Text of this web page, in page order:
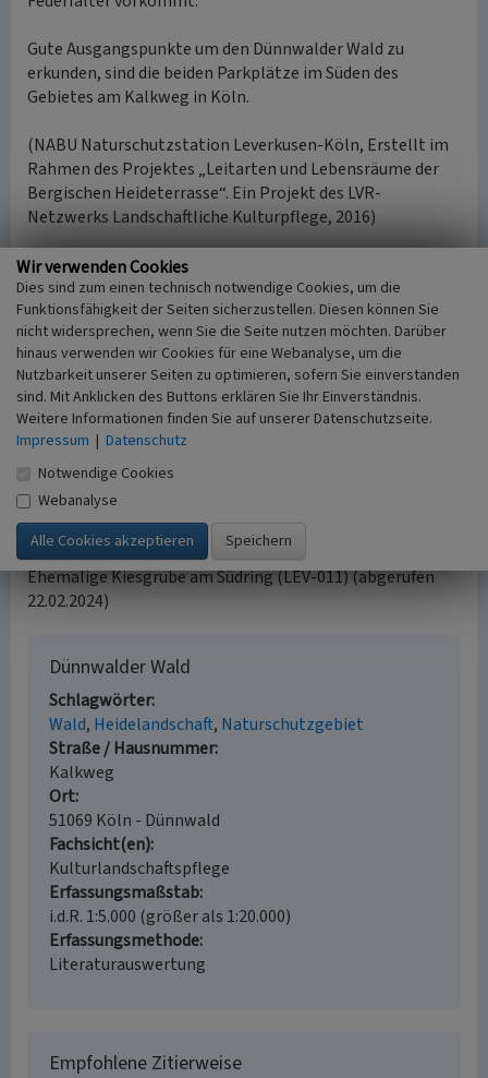
Gute Ausgangspunkte um den Dünnwalder Wald zu
erkunden, sind die beiden Parkplätze im Süden des
Gebietes am Kalkweg in Köln.
(NABU Naturschutzstation Leverkusen-Köln, Erstellt im
Rahmen des Projektes „Leitarten und Lebensräume der
Bergischen Heideterrasse“. Ein Projekt des LVR-
Netzwerks Landschaftliche Kulturpflege, 2016)
Internet
www.bergische-heideterrasse.net: Dünnwalder Wald
(abgerufen 25.10.2016)
nsg.naturschutzinformationen.nrw.de: Naturschutzgebiet
Mutzbach (GL-065) (abgerufen 22.02.2024)
nsg.naturschutzinformationen.nrw.de: Naturschutzgebiet
Diepeschrather Wald (GL-062) (abgerufen 22.02.2024)
nsg.naturschutzinformationen.nrw.de
Nittum-Hoppersheider Bruch (GL-032) (abgerufen
22.02.2024)
nsg.naturschutzinformationen.nrw.de
Am Hornpottweg (K-014) (abgerufen 22.02.2024)
nsg.naturschutzinformationen.nrw.de
Ehemalige Kiesgrube am Südring (LEV-011) (abgerufen
22.02.2024)
Dünnwalder Wald
Schlagwörter
Wald Heidelandschaft Naturschutzgebiet
Straße / Hausnummer
Kalkweg
Ort
51069 Köln - Dünnwald
Fachsicht(en)
Kulturlandschaftspflege
Erfassungsmaßstab
i.d.R. 1:5.000 (größer als 1:20.000)
Erfassungsmethode
Literaturauswertung
Empfohlene Zitierweise
Wir verwenden Cookies
Dies sind zum einen technisch notwendige Cookies, um die
Funktionsfähigkeit der Seiten sicherzustellen. Diesen können Sie
nicht widersprechen, wenn Sie die Seite nutzen möchten. Darüber
hinaus verwenden wir Cookies für eine Webanalyse, um die
Nutzbarkeit unserer Seiten zu optimieren, sofern Sie einverstanden
sind. Mit Anklicken des Buttons erklären Sie Ihr Einverständnis.
Weitere Informationen finden Sie auf unserer Datenschutzseite.
Impressum | Datenschutz
Notwendige Cookies
Webanalyse